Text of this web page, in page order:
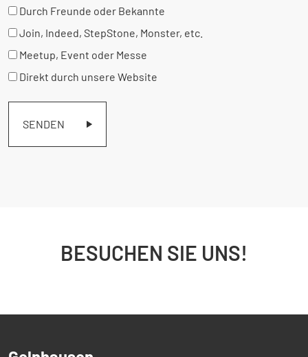
Durch Freunde oder Bekannte
Join, Indeed, StepStone, Monster, etc.
Meetup, Event oder Messe
Direkt durch unsere Website
SENDEN
BESUCHEN SIE UNS!